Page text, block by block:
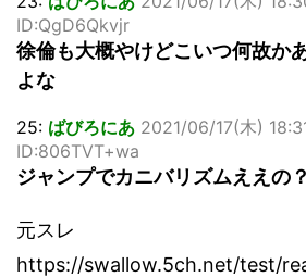
ID:QgD6Qkvjr
徐倫も大概やけどこいつ何故か
よな
25: ばびろにあ 2021/06/17(木)
ID:806TVT+wa
ジャンプでカニバリズムええの？
元スレ
https://swallow.5ch.net/test/